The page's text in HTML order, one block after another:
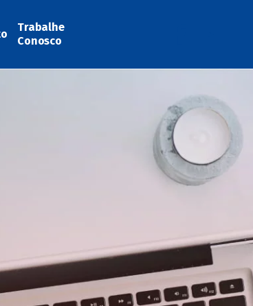
Trabalhe
Conosco